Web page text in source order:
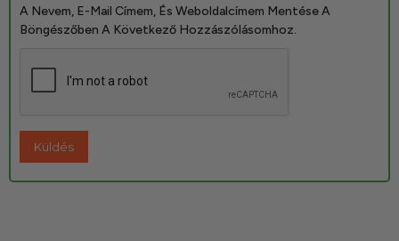
A Nevem, E-Mail Címem, És Weboldalcímem Mentése A
Böngészőben A Következő Hozzászólásomhoz.